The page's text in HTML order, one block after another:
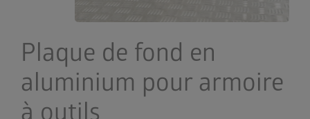
Plaque de fond en
aluminium pour armoire
à outils